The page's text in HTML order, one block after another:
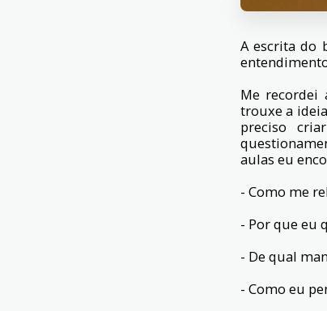
A escrita do
Me recordei
trouxe a
preciso
aulas eu
- Como me
- Por que eu
- De qual
- Como eu